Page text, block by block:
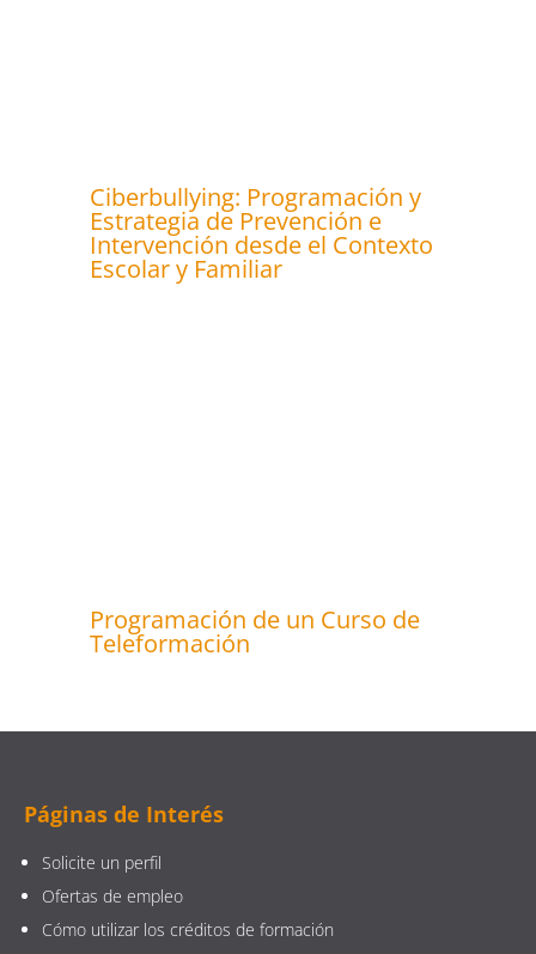
Ciberbullying: Programación y
Estrategia de Prevención e
Intervención desde el Contexto
Escolar y Familiar
Programación de un Curso de
Teleformación
Páginas de Interés
Solicite un perfil
Ofertas de empleo
Cómo utilizar los créditos de formación